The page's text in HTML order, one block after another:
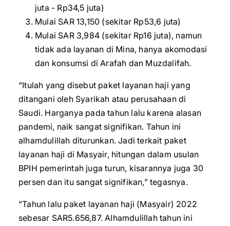
juta - Rp34,5 juta)
Mulai SAR 13,150 (sekitar Rp53,6 juta)
Mulai SAR 3,984 (sekitar Rp16 juta), namun
tidak ada layanan di Mina, hanya akomodasi
dan konsumsi di Arafah dan Muzdalifah.
“Itulah yang disebut paket layanan haji yang
ditangani oleh Syarikah atau perusahaan di
Saudi. Harganya pada tahun lalu karena alasan
pandemi, naik sangat signifikan. Tahun ini
alhamdulillah diturunkan. Jadi terkait paket
layanan haji di Masyair, hitungan dalam usulan
BPIH pemerintah juga turun, kisarannya juga 30
persen dan itu sangat signifikan,” tegasnya.
“Tahun lalu paket layanan haji (Masyair) 2022
sebesar SAR5.656,87. Alhamdulillah tahun ini